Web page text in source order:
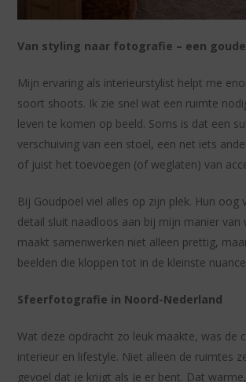
Van styling naar fotografie – een
Mijn ervaring als interieurstylist helpt me
soort shoots. Ik zie snel wat een ruimte
leven te komen op beeld. Soms is dat een
verschuiving van een stoel, een net iets
of juist het toevoegen (of weglaten) van
Bij Goudpoel viel alles op zijn plek. Hun oog
detail sluit naadloos aan bij mijn manier van
maakt samenwerken niet alleen prettig,
beelden die kloppen tot in de kleinste
Sfeerfotografie in Noord-Nederland
Wat deze opdracht zo leuk maakte, was de
interieur en lifestyle. Niet alleen de ruimtes
gevoel dat je krijgt als je er bent. Dat